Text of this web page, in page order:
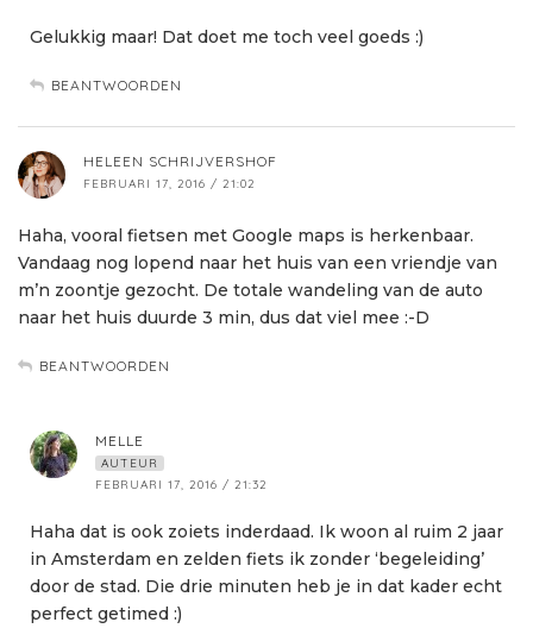
Gelukkig maar! Dat doet me toch veel goeds :)
BEANTWOORDEN
HELEEN SCHRIJVERSHOF
FEBRUARI 17, 2016 / 21:02
Haha, vooral fietsen met Google maps is herkenbaar.
Vandaag nog lopend naar het huis van een vriendje van
m’n zoontje gezocht. De totale wandeling van de auto
naar het huis duurde 3 min, dus dat viel mee :-D
BEANTWOORDEN
MELLE
AUTEUR
FEBRUARI 17, 2016 / 21:32
Haha dat is ook zoiets inderdaad. Ik woon al ruim 2 jaar
in Amsterdam en zelden fiets ik zonder ‘begeleiding’
door de stad. Die drie minuten heb je in dat kader echt
perfect getimed :)